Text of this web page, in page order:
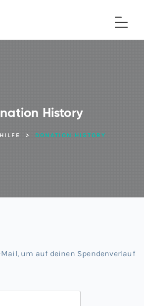
History
> DONATION HISTORY
um auf deinen Spendenverlauf